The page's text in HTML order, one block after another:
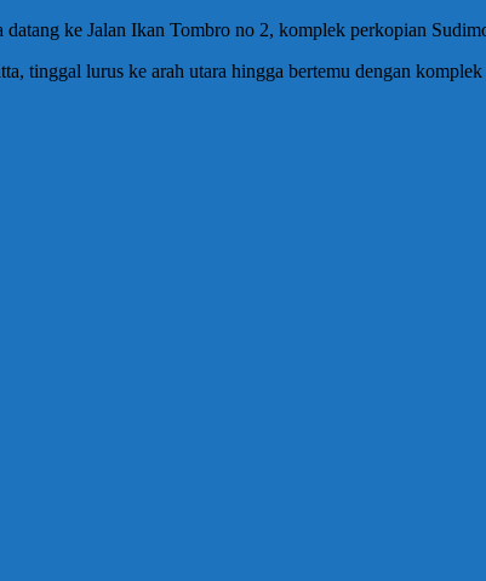
ke Jalan Ikan Tombro no 2, komplek perkopian
tinggal lurus ke arah utara hingga bertemu dengan